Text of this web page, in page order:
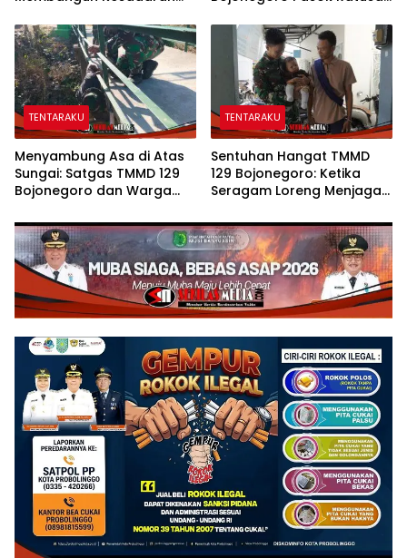
Lingkungan di Kesongo
Kesongo
TENTARAKU
Menyambung Asa di Atas
Sungai: Satgas TMMD 129
Bojonegoro dan Warga
Etan
TENTARAKU
Sentuhan Hangat TMMD
129 Bojonegoro: Ketika
Seragam Loreng Menjaga
Kesongo